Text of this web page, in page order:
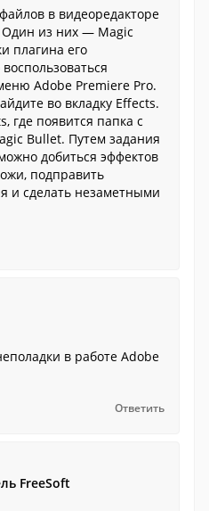
в видеоредакторе
из них — Magic
плагина его
Adobe Premiere Pro.
во вкладку Effects.
где появится папка с
Bullet. Путем задания
добиться эффектов
подправить
и сделать незаметными
в работе Adobe
Ответить
FreeSoft